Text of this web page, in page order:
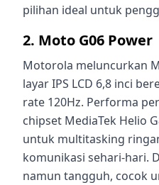
pilihan ideal untuk
2. Moto G06 Power
Motorola meluncurkan
layar IPS LCD 6,8 inci
rate 120Hz. Performa
chipset MediaTek Helio
untuk multitasking
komunikasi sehari-hari.
namun tangguh, cocok